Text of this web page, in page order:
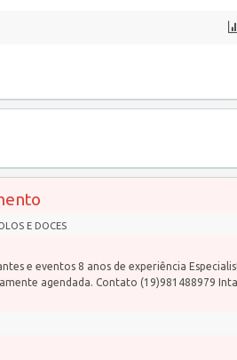
E DOCES
e eventos 8 anos de experiência
agendada. Contato (19)981488979